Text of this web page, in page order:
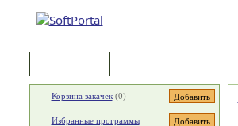
Корзина закачек(0)
Избранные программы